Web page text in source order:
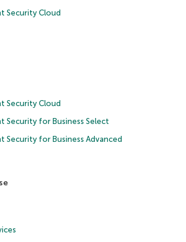
Security Cloud
Security Cloud
Security for Business Select
Security for Business Advanced